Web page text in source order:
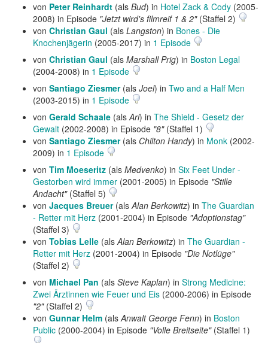
von Peter Reinhardt (als Bud) in Hotel Zack & Cody (2005-
2008) in Episode "Jetzt wird's filmreif 1 & 2"(Staffel 2)
von Christian Gaul (als Langston) in Bones - Die
Knochenjägerin (2005-2017) in 1 Episode
von Christian Gaul (als Marshall Prig) in Boston Legal
(2004-2008) in 1 Episode
von Santiago Ziesmer(als Joel) in Two and a Half Men
(2003-2015) in 1 Episode
von Gerald Schaale (alsAri) in The Shield - Gesetz der
Gewalt (2002-2008) in Episode "8"(Staffel 1)
von Santiago Ziesmer(als Chilton Handy) in Monk (2002-
2009) in 1 Episode
von Tim Moeseritz (als Medvenko) in Six Feet Under -
Gestorben wird immer (2001-2005) in Episode "Stille
Andacht"(Staffel 5)
von Jacques Breuer(alsAlan Berkowitz) in The Guardian
- Retter mit Herz (2001-2004) in Episode "Adoptionstag"
(Staffel 3)
von Tobias Lelle (alsAlan Berkowitz) in The Guardian -
Retter mit Herz (2001-2004) in Episode "Die Notlüge"
(Staffel 2)
von Michael Pan (als Steve Kaplan) in Strong Medicine:
Zwei Ärztinnen wie Feuer und Eis (2000-2006) in Episode
"2"(Staffel 2)
von Gunnar Helm (alsAnwalt George Fenn) in Boston
Public (2000-2004) in Episode "Volle Breitseite"(Staffel 1)